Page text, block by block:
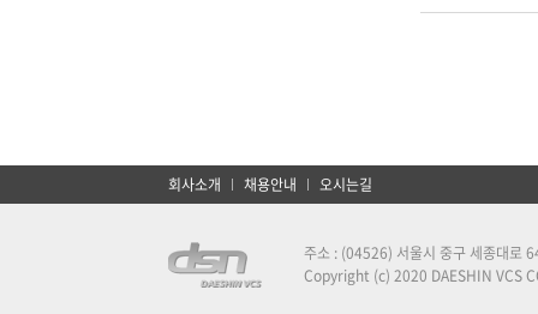
회사소개 채용안내 오시는길
주소 : (04526) 서울시 중구 세종대로
Copyright (c) 2020 DAESHIN VCS